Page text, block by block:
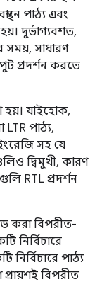
পাঠ্য এবং
দুর্ভাগ্যবশত,
সময়, সাধারণ
প্রদর্শন করতে
হয়। যাইহোক,
পাঠ্য,
সহ যে
দ্বিমুখী, কারণ
RTL প্রদর্শন
করা বিপরীত-
নির্বিচারে
নির্বিচারে পাঠ্য
প্রায়শই বিপরীত